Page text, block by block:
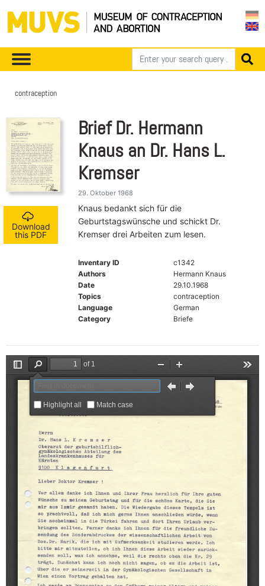
contraception
Download
this PDF
Brief Dr. Hermann
Knaus an Dr. Hans L.
Kremser
29. Oktober 1968
Knaus bedankt sich für die
Geburtstagswünsche und schickt Dr.
Kremser drei Arbeiten zum lesen.
Inventary ID
c1342
Authors
Hermann Knaus
Date
29.10.1968
Topics
contraception
Language
German
Category
Briefe